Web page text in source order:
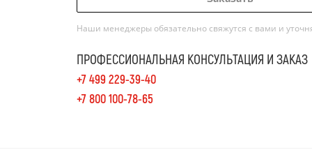
Наши менеджеры обязательно свяжутся с вами и
ПРОФЕССИОНАЛЬНАЯ КОНСУЛЬТАЦИЯ И ЗАКАЗ
+7 499 229-39-40
+7 800 100-78-65